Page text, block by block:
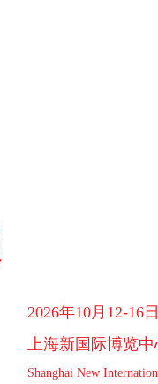
2026年10月12-16
上海新国际博览
Shanghai New